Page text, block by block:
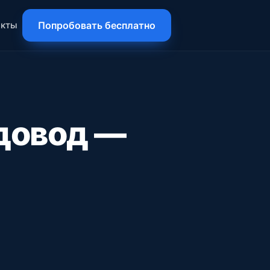
Попробовать бесплатно
—